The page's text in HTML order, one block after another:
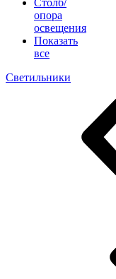
Столб/
опора
освещения
Показать
все
Светильники